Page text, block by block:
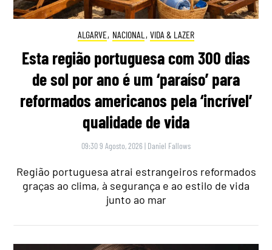
ALGARVE, NACIONAL , VIDA & LAZER
Esta região portuguesa com 300 dias
de sol por ano é um ‘paraíso’ para
reformados americanos pela ‘incrível’
qualidade de vida
09:30 9 Agosto, 2026 | Daniel Fallows
Região portuguesa atrai estrangeiros reformados
graças ao clima, à segurança e ao estilo de vida
junto ao mar